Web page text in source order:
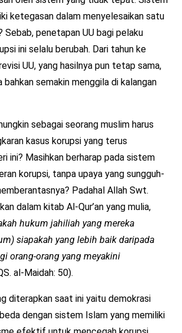
ketegasan dalam menyelesaikan satu
Sebab, penetapan UU bagi pelaku
ini selalu berubah. Dari tahun ke
UU, yang hasilnya pun tetap sama,
semakin menggila di kalangan
sebagai seorang muslim harus
kasus korupsi yang terus
ini? Masihkan berharap pada sistem
korupsi, tanpa upaya yang sungguh-
Padahal Allah Swt.
dalam kitab Al-Qur’an yang mulia,
hukum jahiliah yang mereka
siapakah yang lebih baik daripada
orang-orang yang meyakini
al-Maidah: 50).
diterapkan saat ini yaitu demokrasi
dengan sistem Islam yang memiliki